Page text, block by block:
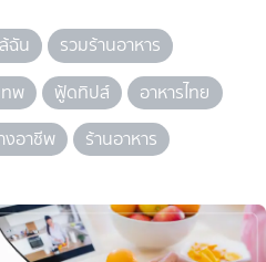
ฉัน
รวมร้านอาหาร
ทพ ฟู้ดทิปส์
อาหารไทย
งอาชีพ ร้านอาหาร